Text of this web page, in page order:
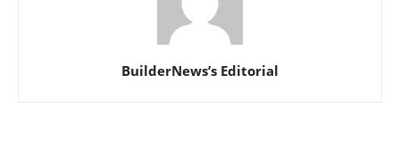
BuilderNews’s Editorial